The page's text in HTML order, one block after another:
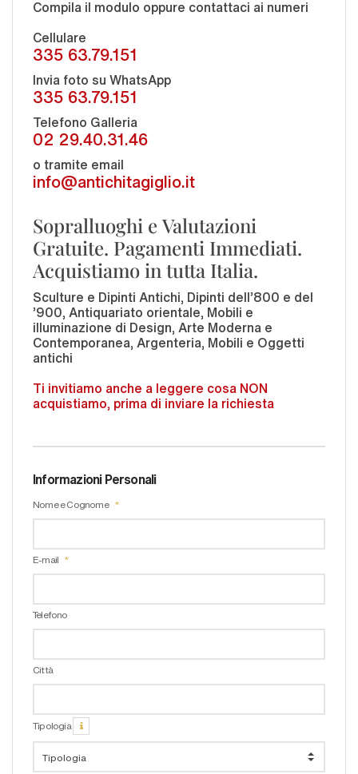
Compila il modulo oppure contattaci ai numeri
Cellulare
335 63.79.151
Invia foto su WhatsApp
335 63.79.151
Telefono Galleria
02 29.40.31.46
o tramite email
info@antichitagiglio.it
Sopralluoghi e Valutazioni
Gratuite. Pagamenti Immediati.
Acquistiamo in tutta Italia.
Sculture e Dipinti Antichi, Dipinti dell'800 e del
'900, Antiquariato orientale, Mobili e
illuminazione di Design, Arte Moderna e
Contemporanea, Argenteria, Mobili e Oggetti
antichi
Ti invitiamo anche a leggere cosa NON
acquistiamo, prima di inviare la richiesta
Informazioni Personali
Nome e Cognome
E-mail
Telefono
Città
Tipologia